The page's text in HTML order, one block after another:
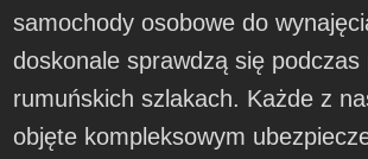
samochody osobowe do
doskonale sprawdzą się podczas
rumuńskich szlakach. Każde z
objęte kompleksowym